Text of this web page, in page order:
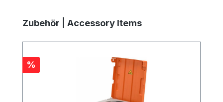
Produktgalerie überspringen
Zubehör | Accessory Items
Rabatt
%